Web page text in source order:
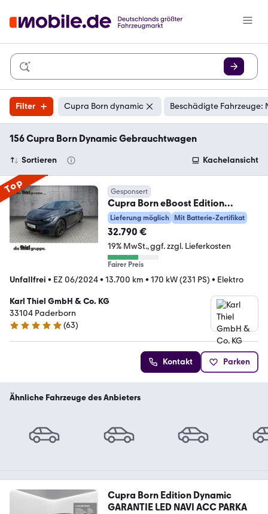
Filter Cupra Born dynamic Beschädigte Fahrzeuge:
156 Cupra Born Dynamic Gebrauchtwagen
Sortieren Kachelansicht
Top Gesponsert
Cupra Born eBoost Edition
Dynamic Navi+PDC+LED Navi+PD
Lieferung möglich Mit Batterie-Zertifikat
32.790 €
19% MwSt. ggf. zzgl. Lieferkosten
Fairer Preis
Unfallfrei • EZ 06/2024• 13.700 km • 170 kW (231 PS) • Elektro
Karl Thiel GmbH & Co. KG
33104 Paderborn
4.8 Sterne
(63)
Kontakt Parken
Ähnliche Fahrzeuge des Anbieters
Cupra Born Edition Dynamic
GARANTIE LED NAVI ACC PARKA